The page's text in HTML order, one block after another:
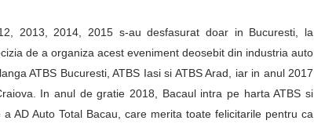
2013, 2014, 2015 s-au desfasurat doar in Bucuresti, la
de a organiza acest eveniment deosebit din industria auto
ATBS Bucuresti, ATBS Iasi si ATBS Arad, iar in anul 2017
In anul de gratie 2018, Bacaul intra pe harta ATBS si
AD Auto Total Bacau, care merita toate felicitarile pentru ca